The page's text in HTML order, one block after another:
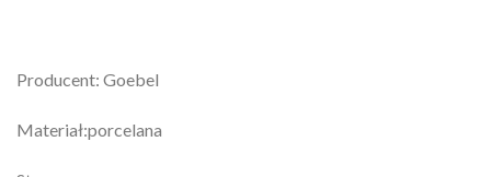
Producent: Goebel
Materiał:porcelana